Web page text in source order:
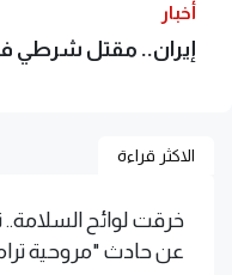
أخبار
إيران.. مقتل شرطي
الاكثر قراءة
خرقت لوائح
عن حادث "مروحية